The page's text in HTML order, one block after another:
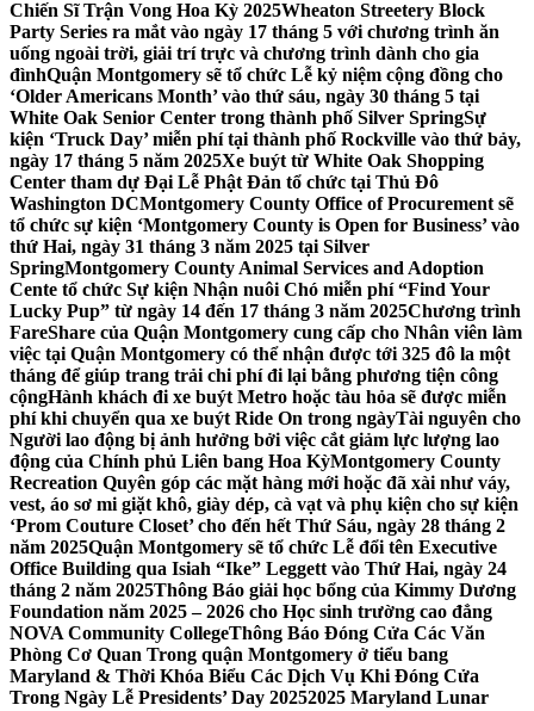
Chiến Sĩ Trận Vong Hoa Kỳ 2025Wheaton Streetery Block
Party Series ra mắt vào ngày 17 tháng 5 với chương trình ăn
uống ngoài trời, giải trí trực và chương trình dành cho gia
đìnhQuận Montgomery sẽ tổ chức Lễ kỷ niệm cộng đồng cho
‘Older Americans Month’ vào thứ sáu, ngày 30 tháng 5 tại
White Oak Senior Center trong thành phố Silver SpringSự
kiện ‘Truck Day’ miễn phí tại thành phố Rockville vào thứ bảy,
ngày 17 tháng 5 năm 2025Xe buýt từ White Oak Shopping
Center tham dự Đại Lễ Phật Đản tổ chức tại Thủ Đô
Washington DCMontgomery County Office of Procurement sẽ
tổ chức sự kiện ‘Montgomery County is Open for Business’ vào
thứ Hai, ngày 31 tháng 3 năm 2025 tại Silver
SpringMontgomery County Animal Services and Adoption
Cente tổ chức Sự kiện Nhận nuôi Chó miễn phí “Find Your
Lucky Pup” từ ngày 14 đến 17 tháng 3 năm 2025Chương trình
FareShare của Quận Montgomery cung cấp cho Nhân viên làm
việc tại Quận Montgomery có thể nhận được tới 325 đô la một
tháng để giúp trang trải chi phí đi lại bằng phương tiện công
cộngHành khách đi xe buýt Metro hoặc tàu hỏa sẽ được miễn
phí khi chuyển qua xe buýt Ride On trong ngàyTài nguyên cho
Người lao động bị ảnh hưởng bởi việc cắt giảm lực lượng lao
động của Chính phủ Liên bang Hoa KỳMontgomery County
Recreation Quyên góp các mặt hàng mới hoặc đã xài như váy,
vest, áo sơ mi giặt khô, giày dép, cà vạt và phụ kiện cho sự kiện
‘Prom Couture Closet’ cho đến hết Thứ Sáu, ngày 28 tháng 2
năm 2025Quận Montgomery sẽ tổ chức Lễ đổi tên Executive
Office Building qua Isiah “Ike” Leggett vào Thứ Hai, ngày 24
tháng 2 năm 2025Thông Báo giải học bổng của Kimmy Dương
Foundation năm 2025 – 2026 cho Học sinh trường cao đẳng
NOVA Community CollegeThông Báo Đóng Cửa Các Văn
Phòng Cơ Quan Trong quận Montgomery ở tiểu bang
Maryland & Thời Khóa Biểu Các Dịch Vụ Khi Đóng Cửa
Trong Ngày Lễ Presidents’ Day 20252025 Maryland Lunar